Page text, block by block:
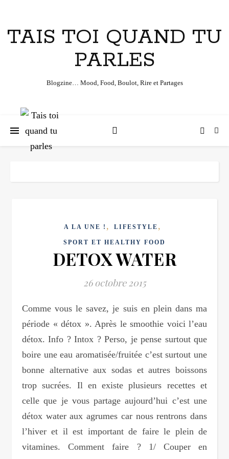
TAIS TOI QUAND TU
PARLES
Blogzine… Mood, Food, Boulot, Rire et Partages
A LA UNE ! , LIFESTYLE ,
SPORT ET HEALTHY FOOD
DETOX WATER
26 octobre 2015
Comme vous le savez, je suis en plein dans ma
période « détox ». Après le smoothie voici l’eau
détox. Info ? Intox ? Perso, je pense surtout que
boire une eau aromatisée/fruitée c’est surtout une
bonne alternative aux sodas et autres boissons
trop sucrées. Il en existe plusieurs recettes et
celle que je vous partage aujourd’hui c’est une
détox water aux agrumes car nous rentrons dans
l’hiver et il est important de faire le plein de
vitamines. Comment faire ? 1/ Couper en